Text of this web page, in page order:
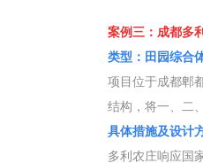
案例三：成都多
类型：田园综合
项目位于成都郫
结构，将一、二
具体措施及设计
多利农庄响应国